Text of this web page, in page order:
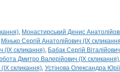
Монастирський Денис
Мінько Сергій Анатолійович (IX
(IX скликання) Бабак Сергій
Дмитро Валерійович (IX скликання)
скликання) Устінова Олександра